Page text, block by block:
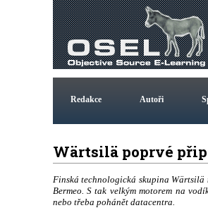
Redakce Autoři
Wärtsilä poprvé
Finská technologická skupina Wärtsilä
Bermeo. S tak velkým motorem na
nebo třeba pohánět datacentra.